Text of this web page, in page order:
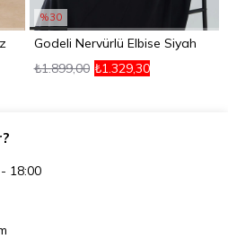
%30
Godeli Nervürlü Elbise Siyah
₺1.329,30
₺1.899,00
18:00